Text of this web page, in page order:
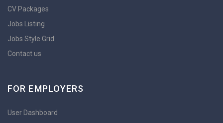
CV Packages
Jobs Listing
Jobs Style Grid
Contact us
FOR EMPLOYERS
User Dashboard